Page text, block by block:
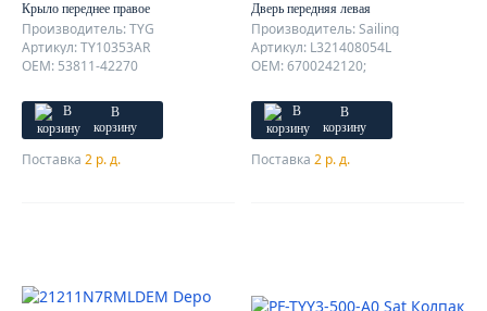
Крыло переднее правое
Производитель: TYG
Артикул: TY10353AR
OEM: 53811-42270
В
корзину
Поставка 2 р. д.
Дверь передняя левая
Производитель: Sailing
Артикул: L321408054L
OEM: 6700242120;
В
корзину
Поставка 2 р. д.